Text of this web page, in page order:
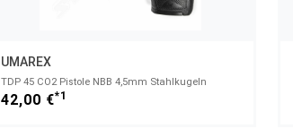
UMAREX
TDP 45 CO2 Pistole NBB 4,5mm Stahlkugeln
42,00 €*1